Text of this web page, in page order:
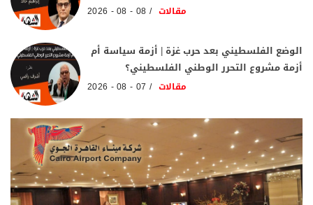
مقالات 08 - 08 - 2026
الوضع الفلسطيني بعد حرب غزة | أزمة سياسة أم
أزمة مشروع التحرر الوطني الفلسطيني؟
مقالات 07 - 08 - 2026